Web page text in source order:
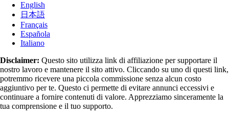
English
日本語
Français
Española
Italiano
Disclaimer: Questo sito utilizza link di affiliazione per supportare il
nostro lavoro e mantenere il sito attivo. Cliccando su uno di questi link,
potremmo ricevere una piccola commissione senza alcun costo
aggiuntivo per te. Questo ci permette di evitare annunci eccessivi e
continuare a fornire contenuti di valore. Apprezziamo sinceramente la
tua comprensione e il tuo supporto.